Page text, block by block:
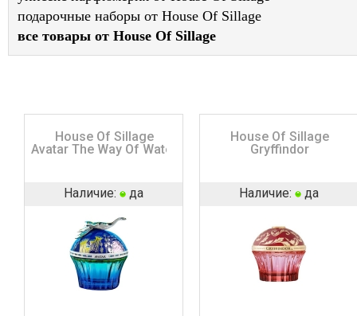
подарочные наборы от House Of Sillage
все товары от House Of Sillage
House Of Sillage
Avatar The Way Of Water
Наличие: да
House Of Sillage
Gryffindor
Наличие: да